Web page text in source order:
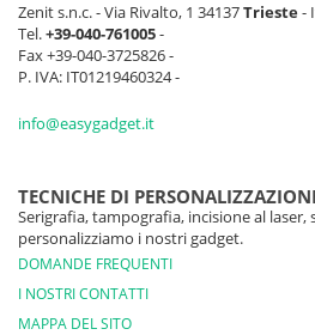
Zenit s.n.c. - Via Rivalto, 1 34137Trieste-
Tel.+39-040-761005-
Fax +39-040-3725826 -
P. IVA: IT01219460324 -
info@easygadget.it
TECNICHE DI
Serigrafia, tampografia, incisione al
personalizziamo i nostri gadget.
DOMANDE FREQUENTI
I NOSTRI CONTATTI
MAPPA DEL SITO